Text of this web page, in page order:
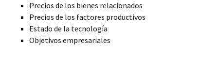
Precios de los bienes relacionados
Precios de los factores productivos
Estado de la tecnología
Objetivos empresariales